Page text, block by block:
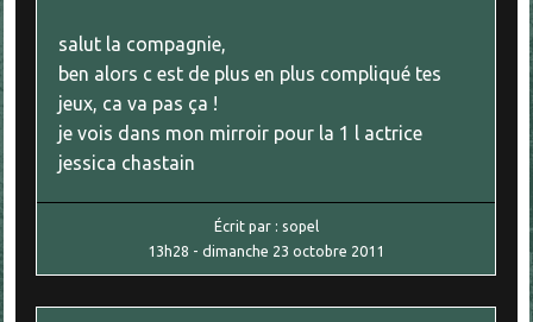
salut la compagnie,
ben alors c est de plus en plus compliqué tes
jeux, ca va pas ça !
je vois dans mon mirroir pour la 1 l actrice
jessica chastain
Écrit par : sopel
13h28 -dimanche 23 octobre 2011